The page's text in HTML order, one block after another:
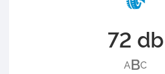
72 db
ABC